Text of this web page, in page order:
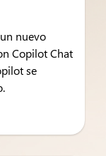
nuevo
Copilot Chat
se